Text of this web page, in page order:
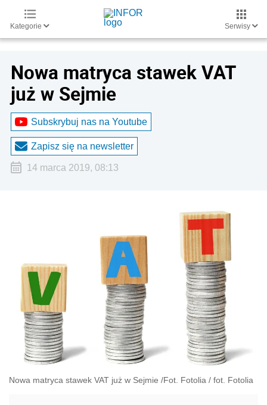
Kategorie Serwisy
Nowa matryca stawek VAT
już w Sejmie
Subskrybuj nas na Youtube
Zapisz się na newsletter
14 marca 2019, 08:13
Nowa matryca stawek VAT już w Sejmie /Fot. Fotolia / fot. Fotolia